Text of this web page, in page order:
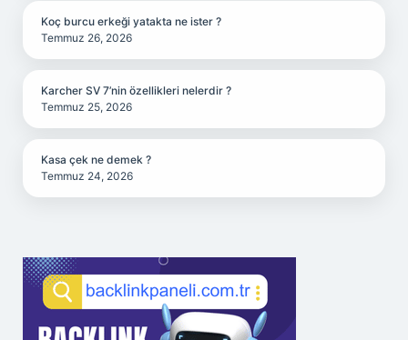
Koç burcu erkeği yatakta ne ister ?
Temmuz 26, 2026
Karcher SV 7’nin özellikleri nelerdir ?
Temmuz 25, 2026
Kasa çek ne demek ?
Temmuz 24, 2026